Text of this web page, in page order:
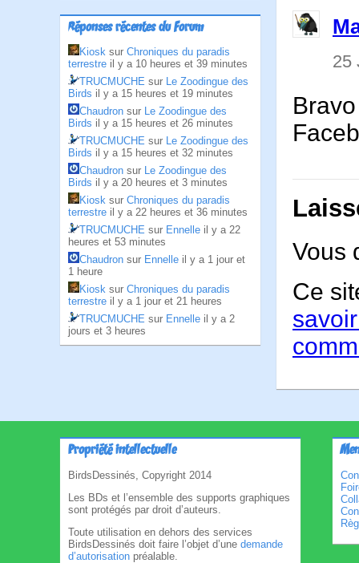
Réponses récentes du Forum
Kiosk sur Chroniques du paradis
terrestre il y a 10 heures et 39 minutes
TRUCMUCHE sur Le Zoodingue des
Birds il y a 15 heures et 19 minutes
Chaudron sur Le Zoodingue des
Birds il y a 15 heures et 26 minutes
TRUCMUCHE sur Le Zoodingue des
Birds il y a 15 heures et 32 minutes
Chaudron sur Le Zoodingue des
Birds il y a 20 heures et 3 minutes
Kiosk sur Chroniques du paradis
terrestre il y a 22 heures et 36 minutes
TRUCMUCHE sur Ennelle il y a 22
heures et 53 minutes
Chaudron sur Ennelle il y a 1 jour et
1 heure
Kiosk sur Chroniques du paradis
terrestre il y a 1 jour et 21 heures
TRUCMUCHE sur Ennelle il y a 2
jours et 3 heures
25
Vous
Ce
Propriété intellectuelle
BirdsDessinés, Copyright 2014
Les BDs et l’ensemble des supports graphiques
sont protégés par droit d’auteurs.
Toute utilisation en dehors des services
BirdsDessinés doit faire l’objet d’une demande
d’autorisation préalable.